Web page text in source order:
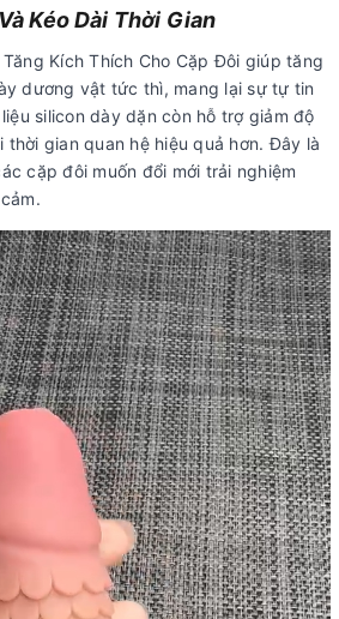
Kéo Dài Thời Gian
Kích Thích Cho Cặp Đôi giúp tăng
dương vật tức thì, mang lại sự tự tin
silicon dày dặn còn hỗ trợ giảm độ
thời gian quan hệ hiệu quả hơn. Đây là
cặp đôi muốn đổi mới trải nghiệm